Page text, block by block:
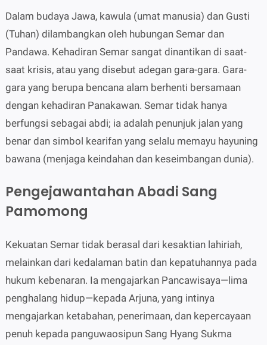
Dalam budaya Jawa, kawula (umat manusia) dan Gusti
(Tuhan) dilambangkan oleh hubungan Semar dan
Pandawa. Kehadiran Semar sangat dinantikan di saat-
saat krisis, atau yang disebut adegan gara-gara. Gara-
gara yang berupa bencana alam berhenti bersamaan
dengan kehadiran Panakawan. Semar tidak hanya
berfungsi sebagai abdi; ia adalah penunjuk jalan yang
benar dan simbol kearifan yang selalu memayu hayuning
bawana (menjaga keindahan dan keseimbangan dunia).
Pengejawantahan Abadi Sang
Pamomong
Kekuatan Semar tidak berasal dari kesaktian lahiriah,
melainkan dari kedalaman batin dan kepatuhannya pada
hukum kebenaran. Ia mengajarkan Pancawisaya—lima
penghalang hidup—kepada Arjuna, yang intinya
mengajarkan ketabahan, penerimaan, dan kepercayaan
penuh kepada panguwaosipun Sang Hyang Sukma